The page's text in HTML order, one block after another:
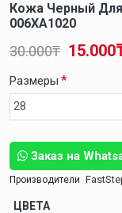
Кожа Черный
006XA1020
Заказ на
Производители
30.000₸
Размеры
ЦВЕТА